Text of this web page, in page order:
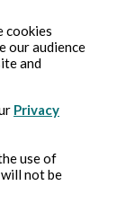
cookies
our audience
and
Privacy
use of
not be